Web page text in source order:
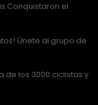
Conquistaron el
Únete al grupo de
de los 3000 ciclistas y